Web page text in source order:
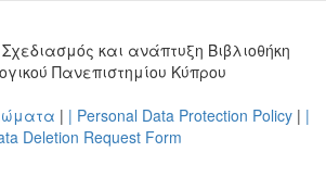
και ανάπτυξη Βιβλιοθήκη
Πανεπιστημίου Κύπρου
| | Personal Data Protection Policy | |
Deletion Request Form